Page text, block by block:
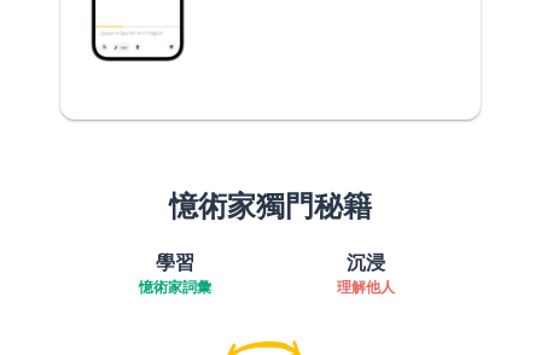
憶術家獨門秘籍
學習
憶術家詞彙
沉浸
理解他人